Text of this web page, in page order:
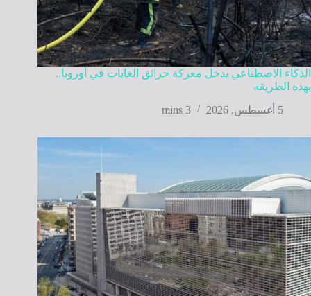
الذكاء الاصطناعي يدخل معركة حرائق الغابات في أوروبا..
بهذه الطريقة
5 أغسطس, 2026
3 mins